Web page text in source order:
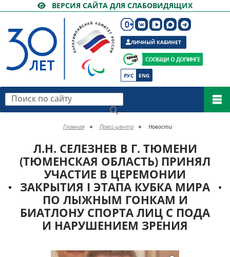
ВЕРСИЯ САЙТА ДЛЯ СЛАБОВИДЯЩИХ
РУС ENG
ЛИЧНЫЙ КАБИНЕТ
Поиск по сайту
Главная Пресс-центр Новости
Л.Н. СЕЛЕЗНЕВ В Г. ТЮМЕНИ
(ТЮМЕНСКАЯ ОБЛАСТЬ) ПРИНЯЛ
УЧАСТИЕ В ЦЕРЕМОНИИ
ЗАКРЫТИЯ I ЭТАПА КУБКА МИРА
ПО ЛЫЖНЫМ ГОНКАМ И
БИАТЛОНУ СПОРТА ЛИЦ С ПОДА
И НАРУШЕНИЕМ ЗРЕНИЯ